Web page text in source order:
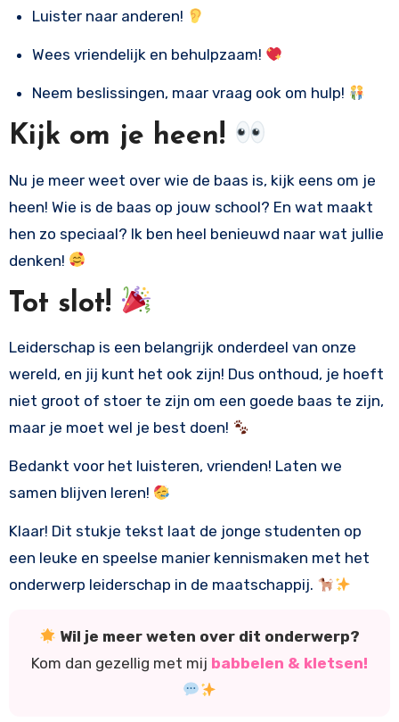
Luister naar anderen!
Wees vriendelijk en behulpzaam!
Neem beslissingen, maar vraag ook om hulp!
Kijk om je heen!
Nu je meer weet over wie de baas is, kijk eens om je
heen! Wie is de baas op jouw school? En wat maakt
hen zo speciaal? Ik ben heel benieuwd naar wat jullie
denken!
Tot slot!
Leiderschap is een belangrijk onderdeel van onze
wereld, en jij kunt het ook zijn! Dus onthoud, je hoeft
niet groot of stoer te zijn om een goede baas te zijn,
maar je moet wel je best doen!
Bedankt voor het luisteren, vrienden! Laten we
samen blijven leren!
Klaar! Dit stukje tekst laat de jonge studenten op
een leuke en speelse manier kennismaken met het
onderwerp leiderschap in de maatschappij.
Wil je meer weten over dit onderwerp?
Kom dan gezellig met mij babbelen & kletsen!